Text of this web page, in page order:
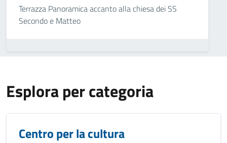
Terrazza Panoramica accanto alla chiesa dei SS
Secondo e Matteo
Esplora per categoria
Centro per la cultura